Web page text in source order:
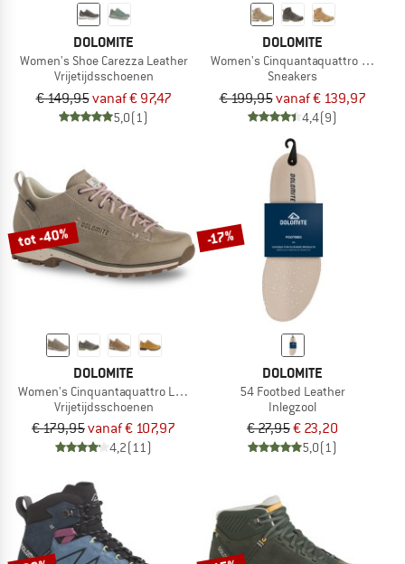
DOLOMITE
Women's Shoe Carezza Leather
Vrijetijdsschoenen
€ 149,95vanaf € 97,47
5,0(1)
DOLOMITE
Women's Cinquantaquattro High Full
Sneakers
€ 199,95vanaf € 139,97
4,4(9)
tot -40%
DOLOMITE
Women's Cinquantaquattro Low Full Grain Evo GTX
Vrijetijdsschoenen
€ 179,95vanaf € 107,97
4,2(11)
-17%
DOLOMITE
54 Footbed Leather
Inlegzool
€ 27,95€ 23,20
5,0(1)